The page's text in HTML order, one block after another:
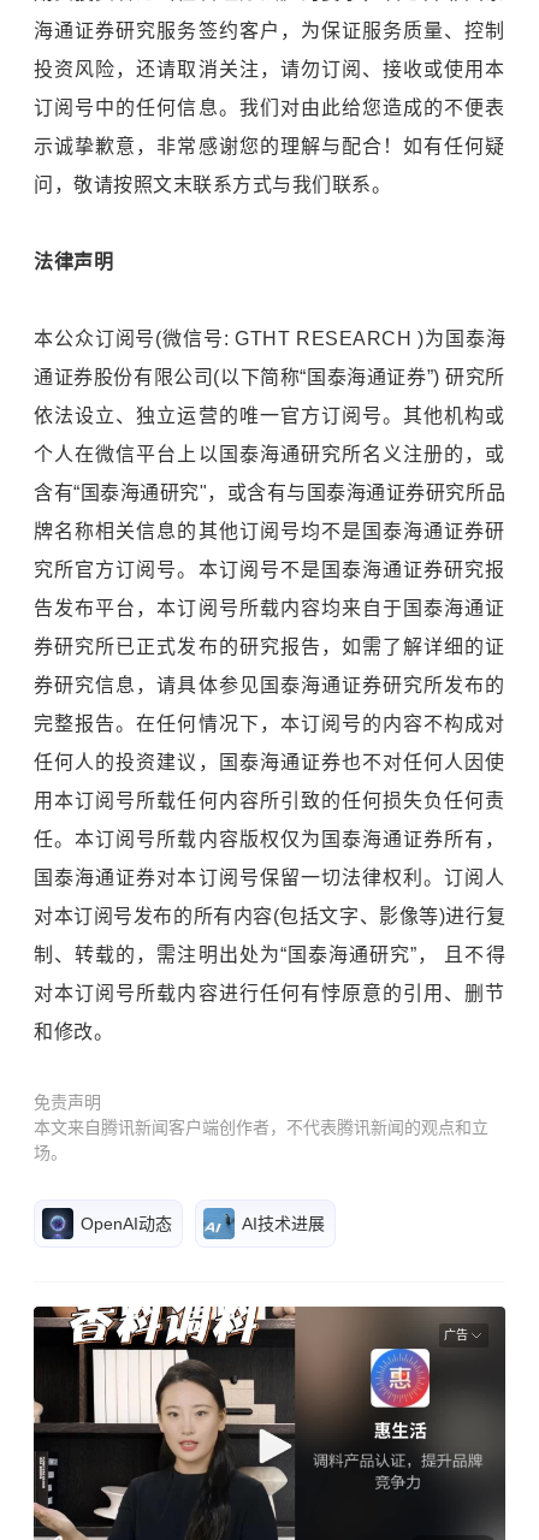
海通证券研究服务签约客户，为保证服务质量、控制
投资风险，还请取消关注，请勿订阅、接收或使用本
订阅号中的任何信息。我们对由此给您造成的不便表
示诚挚歉意，非常感谢您的理解与配合！如有任何疑
问，敬请按照文末联系方式与我们联系。
法律声明
本公众订阅号(微信号: GTHT RESEARCH )为国泰海
通证券股份有限公司(以下简称“国泰海通证券”) 研究所
依法设立、独立运营的唯一官方订阅号。其他机构或
个人在微信平台上以国泰海通研究所名义注册的，或
含有“国泰海通研究"，或含有与国泰海通证券研究所品
牌名称相关信息的其他订阅号均不是国泰海通证券研
究所官方订阅号。本订阅号不是国泰海通证券研究报
告发布平台，本订阅号所载内容均来自于国泰海通证
券研究所已正式发布的研究报告，如需了解详细的证
券研究信息，请具体参见国泰海通证券研究所发布的
完整报告。在任何情况下，本订阅号的内容不构成对
任何人的投资建议，国泰海通证券也不对任何人因使
用本订阅号所载任何内容所引致的任何损失负任何责
任。本订阅号所载内容版权仅为国泰海通证券所有，
国泰海通证券对本订阅号保留一切法律权利。订阅人
对本订阅号发布的所有内容(包括文字、影像等)进行复
制、转载的，需注明出处为“国泰海通研究”， 且不得
对本订阅号所载内容进行任何有悖原意的引用、删节
和修改。
免责声明
本文来自腾讯新闻客户端创作者，不代表腾讯新闻的观点和立
场。
OpenAI动态 AI技术进展
广告